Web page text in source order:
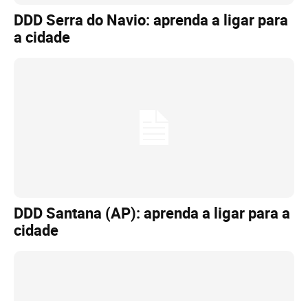
DDD Serra do Navio: aprenda a ligar para
a cidade
DDD Santana (AP): aprenda a ligar para a
cidade